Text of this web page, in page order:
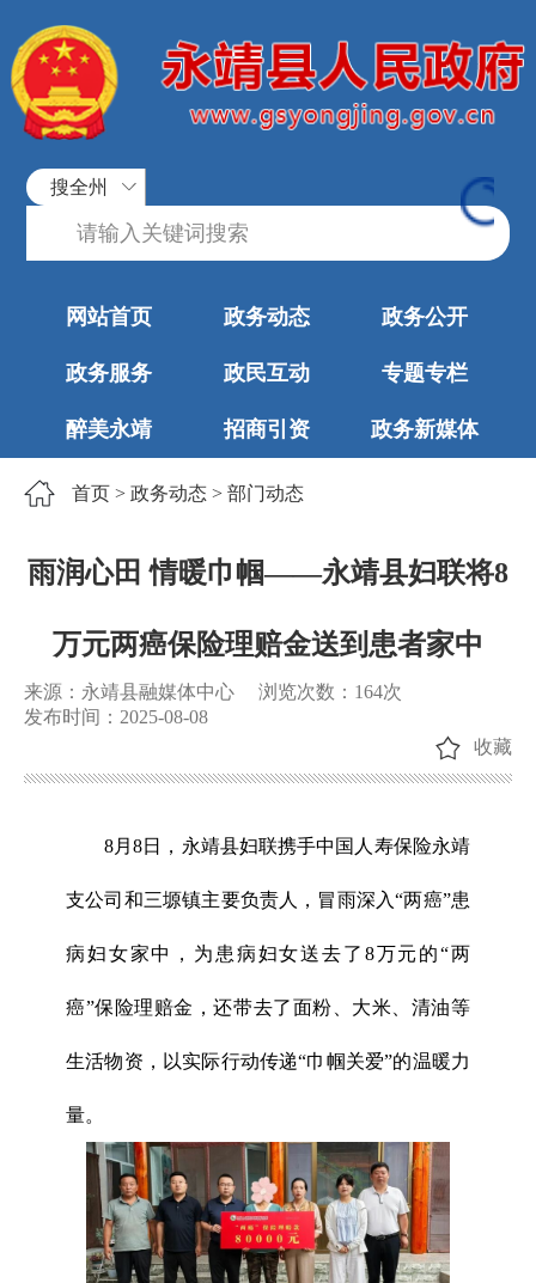
搜全州
网站首页 政务动态 政务公开
政务服务 政民互动 专题专栏
醉美永靖 招商引资 政务新媒体
首页 > 政务动态 > 部门动态
雨润心田 情暖巾帼——永靖县妇联将8
万元两癌保险理赔金送到患者家中
来源：永靖县融媒体中心 浏览次数： 164次
发布时间：2025-08-08
收藏
8月8日，永靖县妇联携手中国人寿保险永靖
支公司和三塬镇主要负责人，冒雨深入“两癌”患
病妇女家中，为患病妇女送去了8万元的“两
癌”保险理赔金，还带去了面粉、大米、清油等
生活物资，以实际行动传递“巾帼关爱”的温暖力
量。